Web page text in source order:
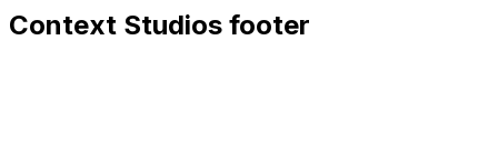
Context Studios footer